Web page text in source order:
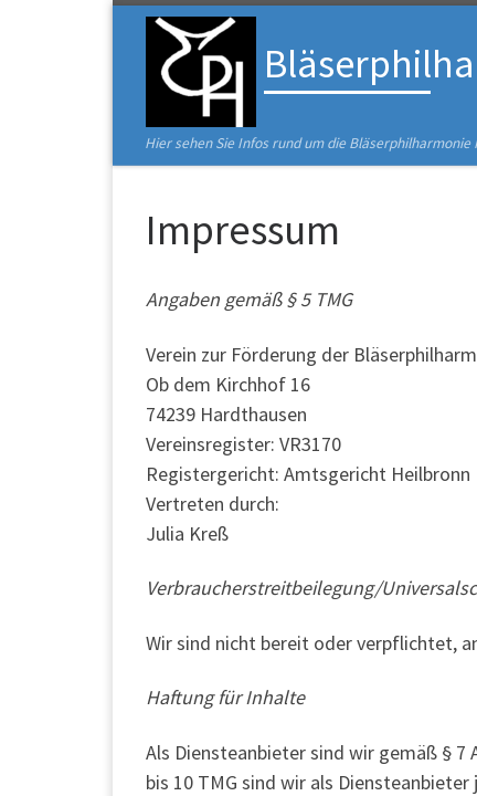
Zum Inhalt springen
Hier sehen Sie Infos rund um die Bläserphilharmonie
Impressum
Angaben gemäß § 5 TMG
Verein zur Förderung der
Ob dem Kirchhof 16
74239 Hardthausen
Vereinsregister: VR3170
Registergericht: Amtsgericht Heilbronn
Vertreten durch:
Julia Kreß
Verbraucherstreitbeilegung/
Wir sind nicht bereit oder verpflichtet,
Haftung für Inhalte
Als Diensteanbieter sind wir gemäß § 7
bis 10 TMG sind wir als